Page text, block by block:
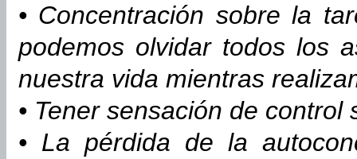
• Concentración sobre la
podemos olvidar todos los
nuestra vida mientras
• Tener sensación de control
• La pérdida de la